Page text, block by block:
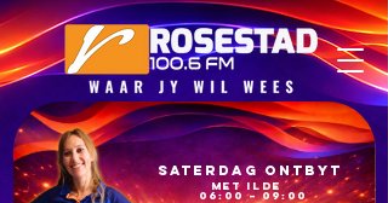
06:00 – 09:00
met Ilde
Saterdag Ontbyt